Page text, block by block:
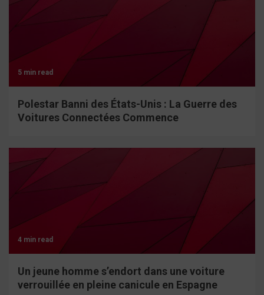
5 min read
Polestar Banni des États-Unis : La Guerre des
Voitures Connectées Commence
4 min read
Un jeune homme s’endort dans une voiture
verrouillée en pleine canicule en Espagne